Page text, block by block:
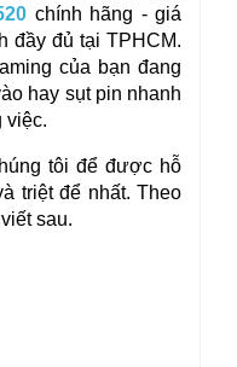
chính hãng - giá
đầy đủ tại TPHCM.
của bạn đang
hay sụt pin nhanh
việc.
tôi để được hỗ
triệt để nhất. Theo
sau.